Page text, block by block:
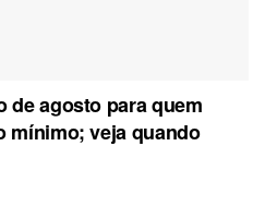
de agosto para quem
mínimo; veja quando